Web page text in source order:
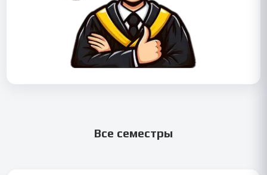
Все семестры